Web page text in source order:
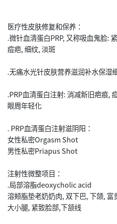
医疗性皮肤修复和保养：
.微针血清蛋白PRP, 又称吸血鬼脸:
痘疤, 细纹, 淡斑
.无痛水光针皮肤营养滋润补水保湿
.PRP血清蛋白注射: 消减新旧疤痕,
眼周年轻化
. PRP血清蛋白注射滋阴阳：
女性私密Orgasm Shot
男性私密Priapus Shot
注射性微整项目：
.局部溶脂deoxycholic acid
溶颊脂垫老奶奶肉, 双下巴, 下颌, 富
大小腿, 紧致脸部,下颔线